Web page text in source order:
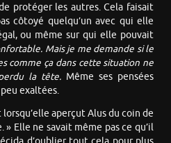
protéger les autres. Cela faisait
côtoyé quelqu’un avec qui elle
ou même sur qui elle pouvait
Mais je me demande si le
comme ça dans cette situation ne
la tête. Même ses pensées
exaltées.
aperçut Alus du coin de
» Elle ne savait même pas ce qu’il